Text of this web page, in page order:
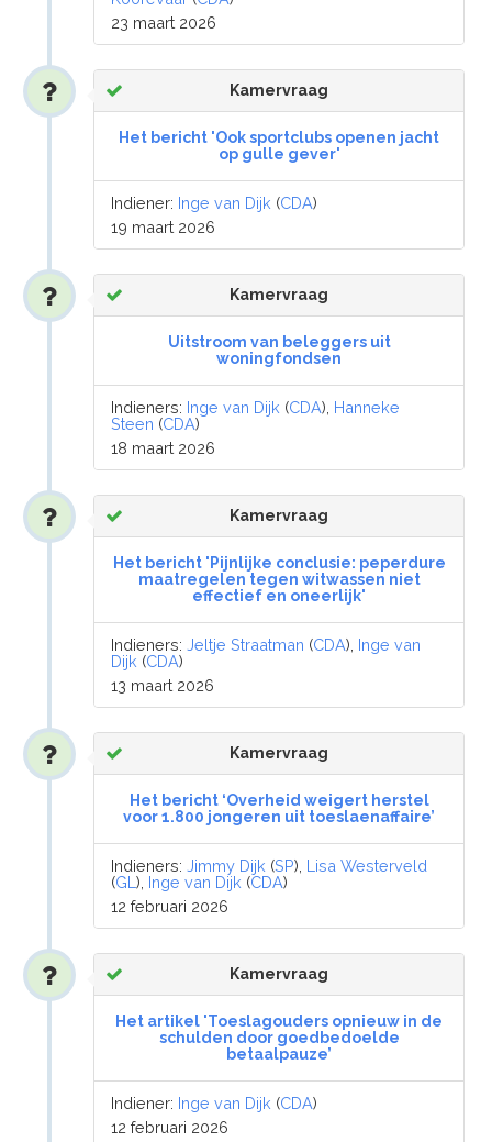
23 maart 2026
Kamervraag
Het bericht 'Ook sportclubs openen jacht
op gulle gever'
Indiener: Inge van Dijk (CDA)
19 maart 2026
Kamervraag
Uitstroom van beleggers uit
woningfondsen
Indieners: Inge van Dijk (CDA), Hanneke
Steen (CDA)
18 maart 2026
Kamervraag
Het bericht 'Pijnlijke conclusie: peperdure
maatregelen tegen witwassen niet
effectief en oneerlijk'
Indieners:Jeltje Straatman (CDA), Inge van
Dijk (CDA)
13 maart 2026
Kamervraag
Het bericht ‘Overheid weigert herstel
voor 1.800 jongeren uit toeslaenaffaire’
Indieners:Jimmy Dijk (SP), Lisa Westerveld
(GL), Inge van Dijk (CDA)
12 februari 2026
Kamervraag
Het artikel 'Toeslagouders opnieuw in de
schulden door goedbedoelde
betaalpauze’
Indiener: Inge van Dijk (CDA)
12 februari 2026